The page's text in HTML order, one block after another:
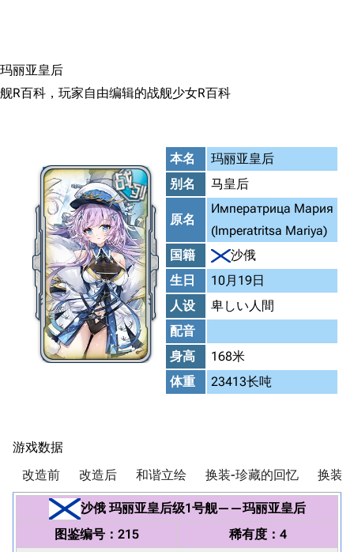
玛丽亚皇后
舰R百科，玩家自由编辑的战舰少女R百科
本名
玛丽亚皇后
别名
马皇后
原名
Императрица Мария
(Imperatritsa Mariya)
国籍
沙俄
生日
10月19日
人设
卑しい人間
配音
身高
168米
体重
23413长吨
游戏数据
改造前 改造后 和谐立绘 换装-珍藏的回忆 换装-
沙俄 玛丽亚皇后级1号舰——玛丽亚皇后
图鉴编号：215
稀有度：4